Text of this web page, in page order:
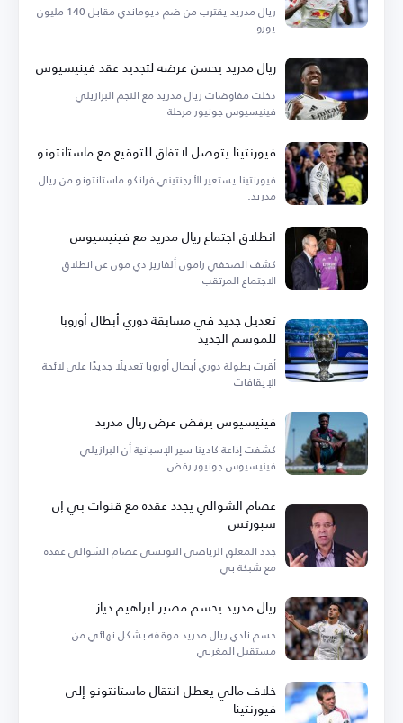
ريال مدريد يقترب من ضم ديوماندي مقابل 140 مليون
يورو.
ريال مدريد يحسن عرضه لتجديد عقد فينيسيوس
دخلت مفاوضات ريال مدريد مع النجم البرازيلي
فينيسيوس جونيور مرحلة
فيورنتينا يتوصل لاتفاق للتوقيع مع ماستانتونو
فيورنتينا يستعير الأرجنتيني فرانكو ماستانتونو من ريال
مدريد.
انطلاق اجتماع ريال مدريد مع فينيسيوس
كشف الصحفي رامون ألفاريز دي مون عن انطلاق
الاجتماع المرتقب
تعديل جديد في مسابقة دوري أبطال أوروبا
للموسم الجديد
أقرت بطولة دوري أبطال أوروبا تعديلًا جديدًا على لائحة
الإيقافات
فينيسيوس يرفض عرض ريال مدريد
كشفت إذاعة كادينا سير الإسبانية أن البرازيلي
فينيسيوس جونيور رفض
عصام الشوالي يجدد عقده مع قنوات بي إن
سبورتس
جدد المعلق الرياضي التونسي عصام الشوالي عقده
مع شبكة بي
ريال مدريد يحسم مصير ابراهيم دياز
حسم نادي ريال مدريد موقفه بشكل نهائي من
مستقبل المغربي
خلاف مالي يعطل انتقال ماستانتونو إلى
فيورنتينا